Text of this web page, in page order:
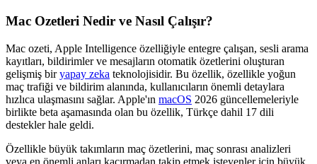
Mac Ozetleri Nedir ve Nasıl Çalışır?
Mac ozeti, Apple Intelligence özelliğiyle entegre çalışan, sesli arama
kayıtları, bildirimler ve mesajların otomatik özetlerini oluşturan
gelişmiş biryapay zeka teknolojisidir. Bu özellik, özellikle yoğun
maç trafiği ve bildirim alanında, kullanıcıların önemli detaylara
hızlıca ulaşmasını sağlar. Apple'ın macOS 2026 güncellemeleriyle
birlikte beta aşamasında olan bu özellik, Türkçe dahil 17 dili
destekler hale geldi.
Özellikle büyük takımların maç özetlerini, maç sonrası analizleri
veya en önemli anları kaçırmadan takip etmek isteyenler için büyük